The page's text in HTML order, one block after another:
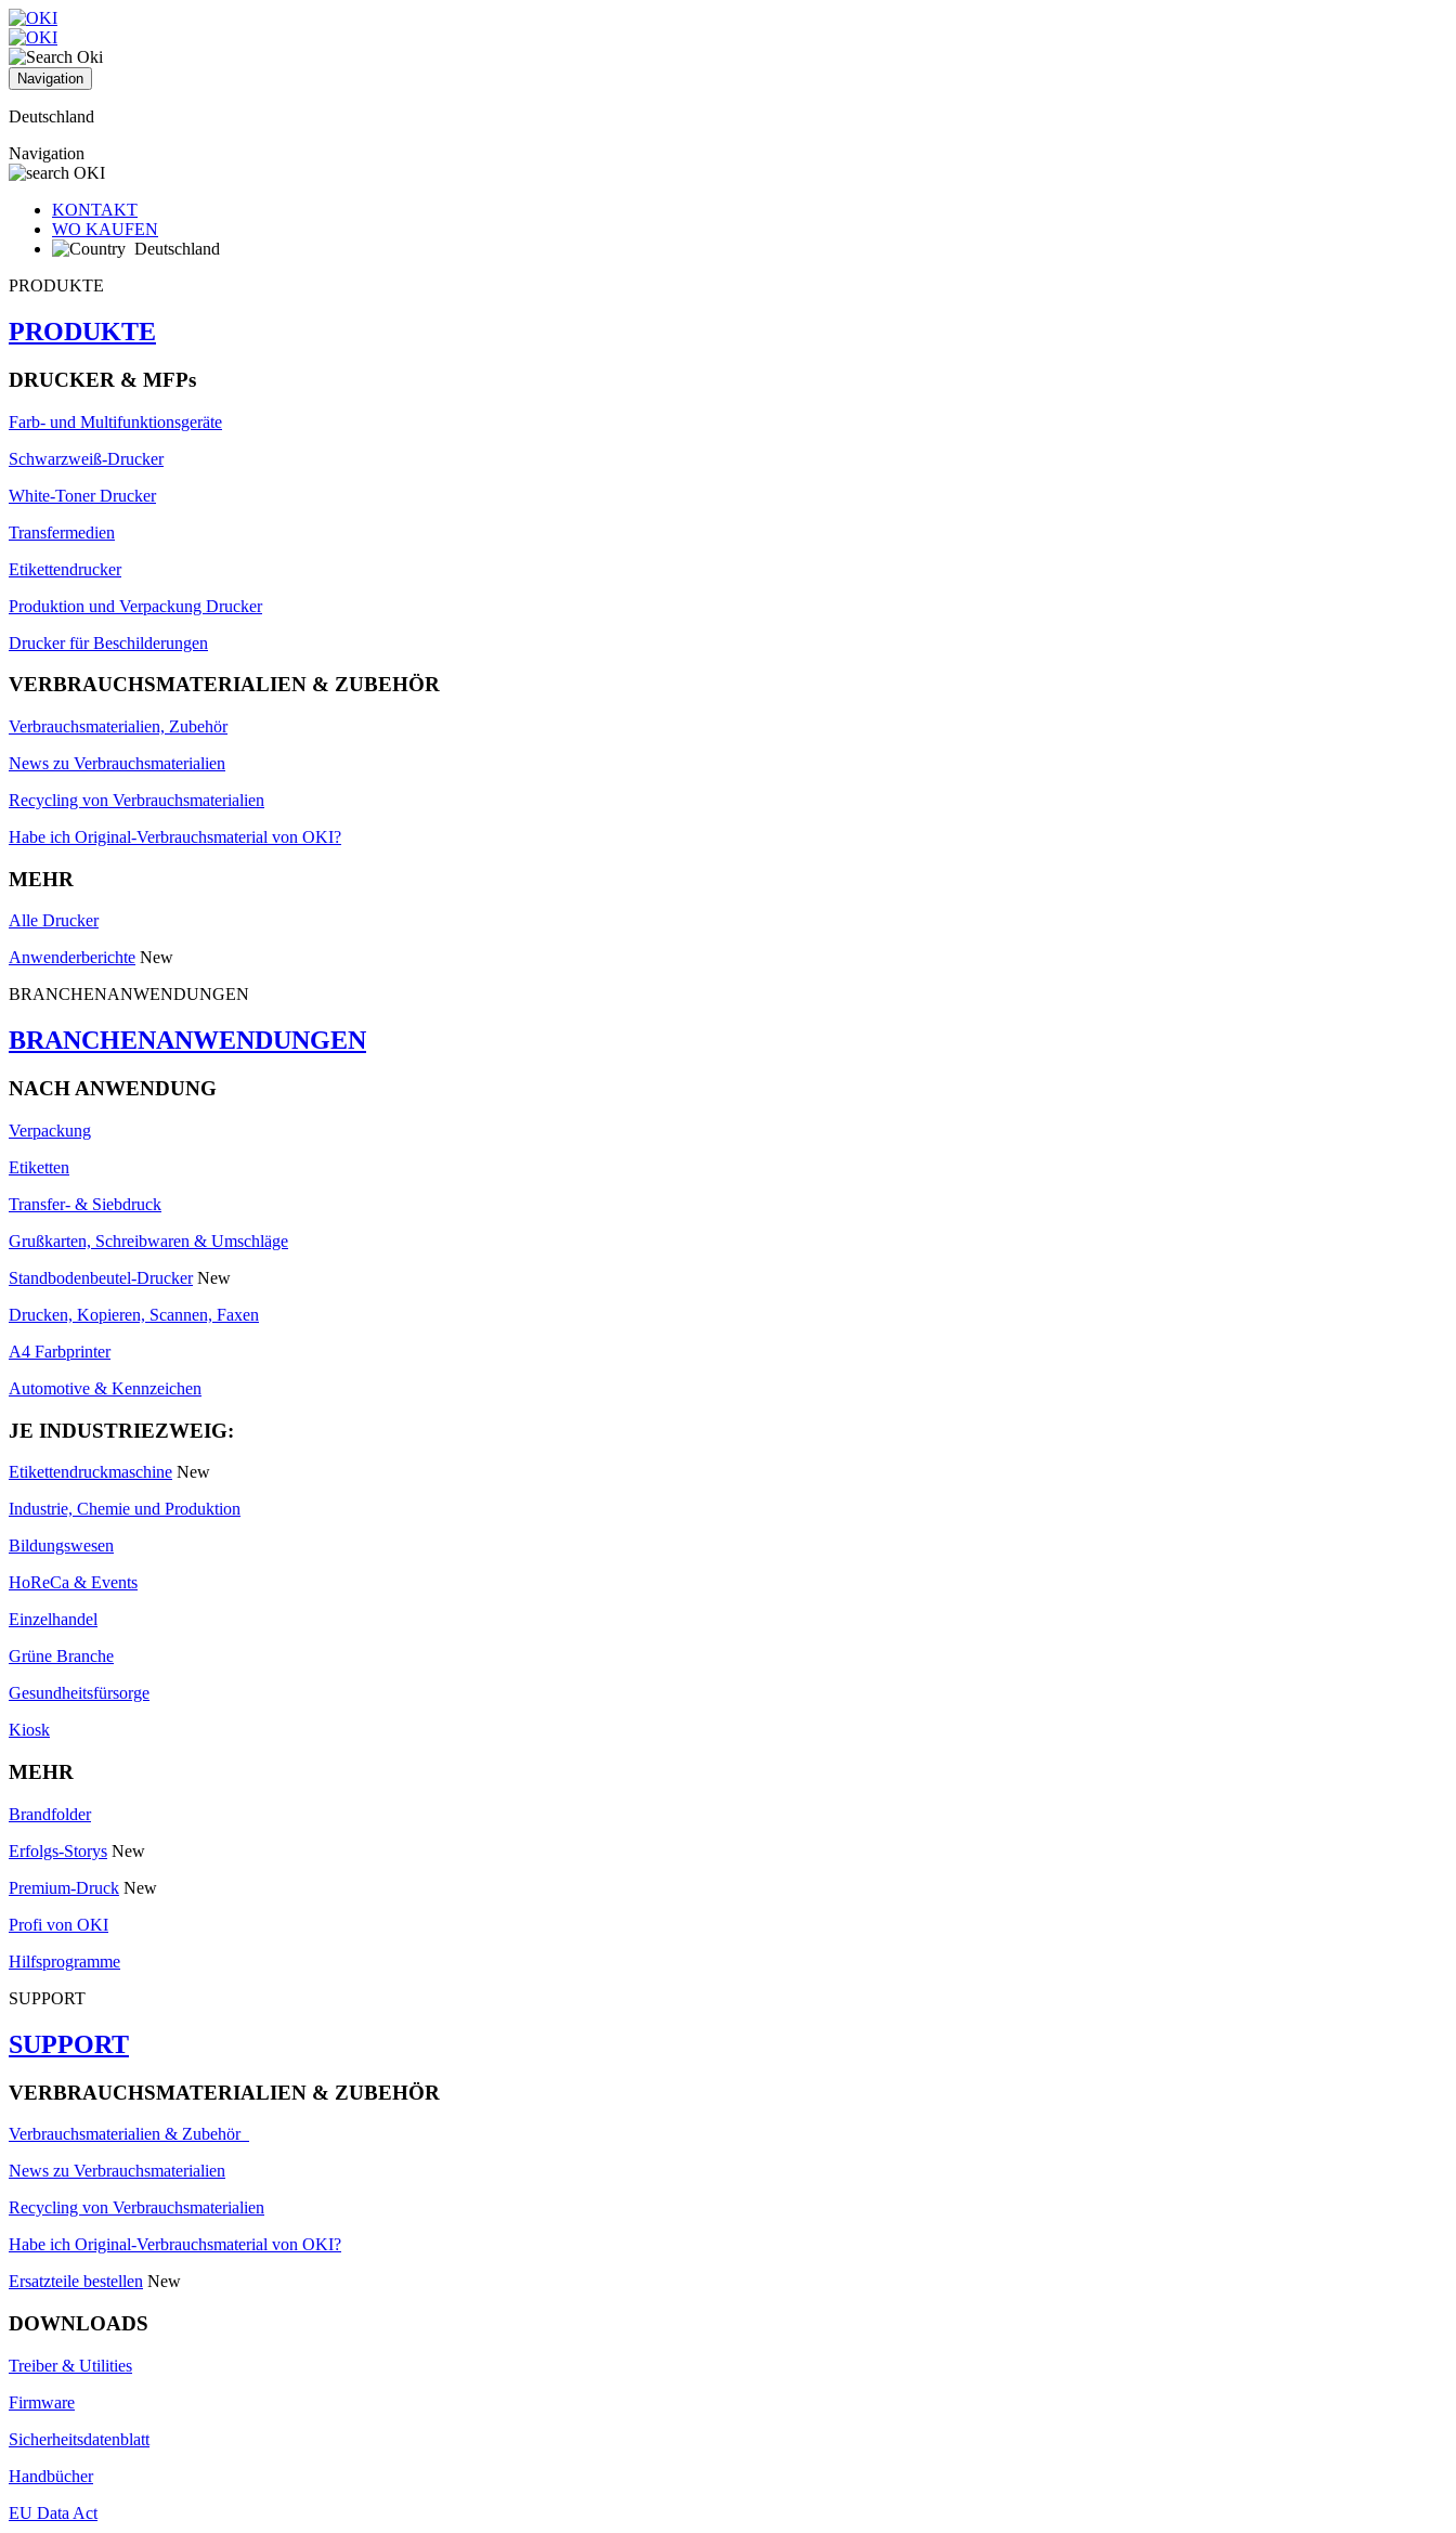
Navigation
Deutschland
Navigation
KONTAKT
WO KAUFEN
Deutschland
PRODUKTE
PRODUKTE
DRUCKER & MFPs
Farb- und Multifunktionsgeräte
Schwarzweiß-Drucker
White-Toner Drucker
Transfermedien
Etikettendrucker
Produktion und Verpackung Drucker
Drucker für Beschilderungen
VERBRAUCHSMATERIALIEN & ZUBEHÖR
Verbrauchsmaterialien, Zubehör
News zu Verbrauchsmaterialien
Recycling von Verbrauchsmaterialien
Habe ich Original-Verbrauchsmaterial von OKI?
MEHR
Alle Drucker
Anwenderberichte New
BRANCHENANWENDUNGEN
BRANCHENANWENDUNGEN
NACH ANWENDUNG
Verpackung
Etiketten
Transfer- & Siebdruck
Grußkarten, Schreibwaren & Umschläge
Standbodenbeutel-Drucker New
Drucken, Kopieren, Scannen, Faxen
A4 Farbprinter
Automotive & Kennzeichen
JE INDUSTRIEZWEIG:
Etikettendruckmaschine New
Industrie, Chemie und Produktion
Bildungswesen
HoReCa & Events
Einzelhandel
Grüne Branche
Gesundheitsfürsorge
Kiosk
MEHR
Brandfolder
Erfolgs-Storys New
Premium-Druck New
Profi von OKI
Hilfsprogramme
SUPPORT
SUPPORT
VERBRAUCHSMATERIALIEN & ZUBEHÖR
Verbrauchsmaterialien & Zubehör
News zu Verbrauchsmaterialien
Recycling von Verbrauchsmaterialien
Habe ich Original-Verbrauchsmaterial von OKI?
Ersatzteile bestellen New
DOWNLOADS
Treiber & Utilities
Firmware
Sicherheitsdatenblatt
Handbücher
EU Data Act